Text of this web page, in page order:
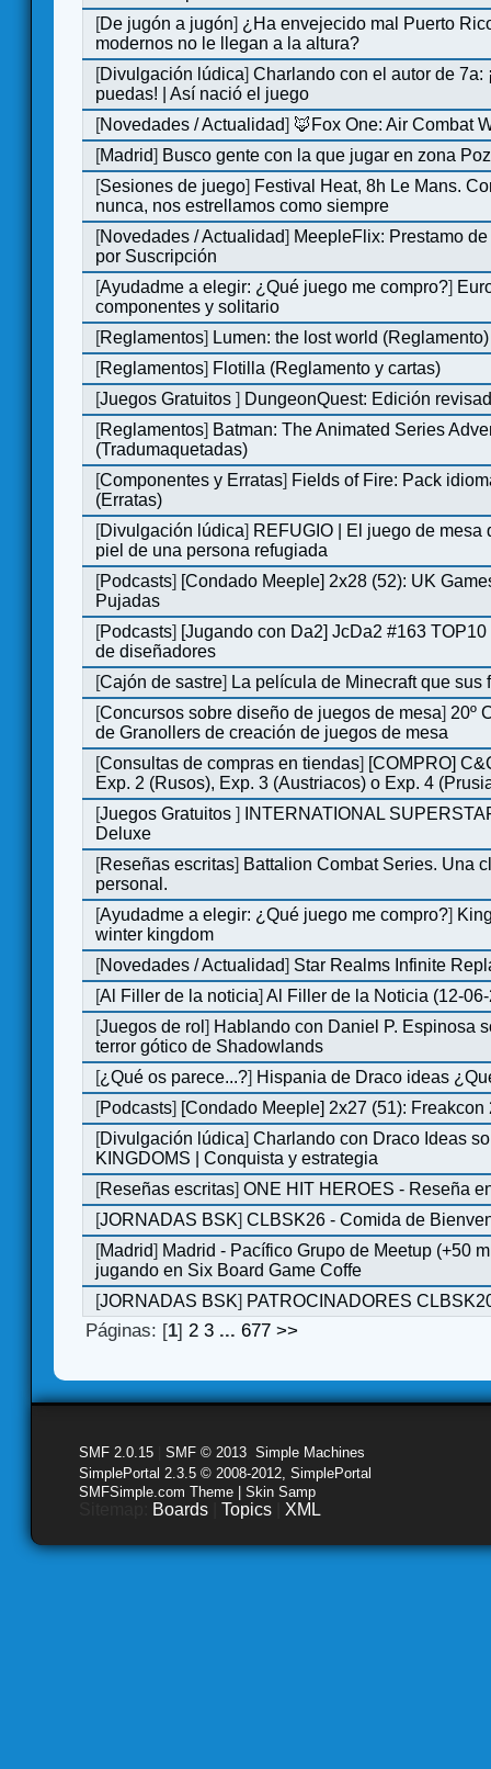
[De jugón a jugón] ¿Ha envejecido mal Puerto
modernos no le llegan a la altura?
[Divulgación lúdica]Charlando con el autor de 7a:
puedas! | Así nació el juego
[Novedades / Actualidad] 🦊Fox One: Air Combat
[Madrid] Busco gente con la que jugar en zona
[Sesiones de juego] Festival Heat, 8h Le Mans.
nunca, nos estrellamos como siempre
[Novedades / Actualidad] MeepleFlix: Prestamo
por Suscripción
[Ayudadme a elegir: ¿Qué juego me compro?]
componentes y solitario
[Reglamentos] Lumen: the lost world (Reglamento)
[Reglamentos] Flotilla (Reglamento y cartas)
[Juegos Gratuitos] DungeonQuest: Edición
[Reglamentos] Batman: The Animated Series
(Tradumaquetadas)
[Componentes y Erratas] Fields of Fire: Pack
(Erratas)
[Divulgación lúdica] REFUGIO | El juego de mesa
piel de una persona refugiada
[Podcasts] [Condado Meeple] 2x28 (52): UK
Pujadas
[Podcasts] [Jugando con Da2] JcDa2 #163
de diseñadores
[Cajón de sastre] La película de Minecraft que sus
[Concursos sobre diseño de juegos de mesa] 20º
de Granollers de creación de juegos de mesa
[Consultas de compras en tiendas] [COMPRO]
Exp. 2 (Rusos), Exp. 3 (Austriacos) o Exp. 4
[Juegos Gratuitos]
INTERNATIONAL
Deluxe
[Reseñas escritas] Battalion Combat Series. Una
personal.
[Ayudadme a elegir: ¿Qué juego me compro?]
winter kingdom
[Novedades / Actualidad] Star Realms Infinite
[Al Filler de la noticia]Al Filler de la Noticia (12-
[Juegos de rol] Hablando con Daniel P. Espinosa
terror gótico de Shadowlands
[¿Qué os parece...?] Hispania de Draco ideas
[Podcasts] [Condado Meeple] 2x27 (51): Freakcon
[Divulgación lúdica]Charlando con Draco Ideas
KINGDOMS | Conquista y estrategia
[Reseñas escritas]ONE HIT HEROES - Reseña
[JORNADAS BSK]CLBSK26 - Comida de
[Madrid] Madrid - Pacífico Grupo de Meetup (+50
jugando en Six Board Game Coffe
[JORNADAS BSK] PATROCINADORES
Páginas: [1]2 3 ...677 >>
SMF 2.0.15 SMF © 2013 Simple Machines
SimplePortal 2.3.5 © 2008-2012, SimplePortal
SMFSimple.com Theme | Skin Samp
Boards Topics XML